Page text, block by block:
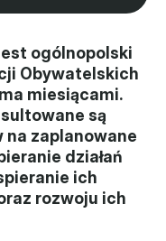
ogólnopolski
Obywatelskich
miesiącami.
są
na zaplanowane
działań
ich
rozwoju ich